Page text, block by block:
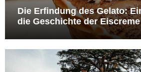
Die Erfindung des Gelato:
die Geschichte der Eiscreme